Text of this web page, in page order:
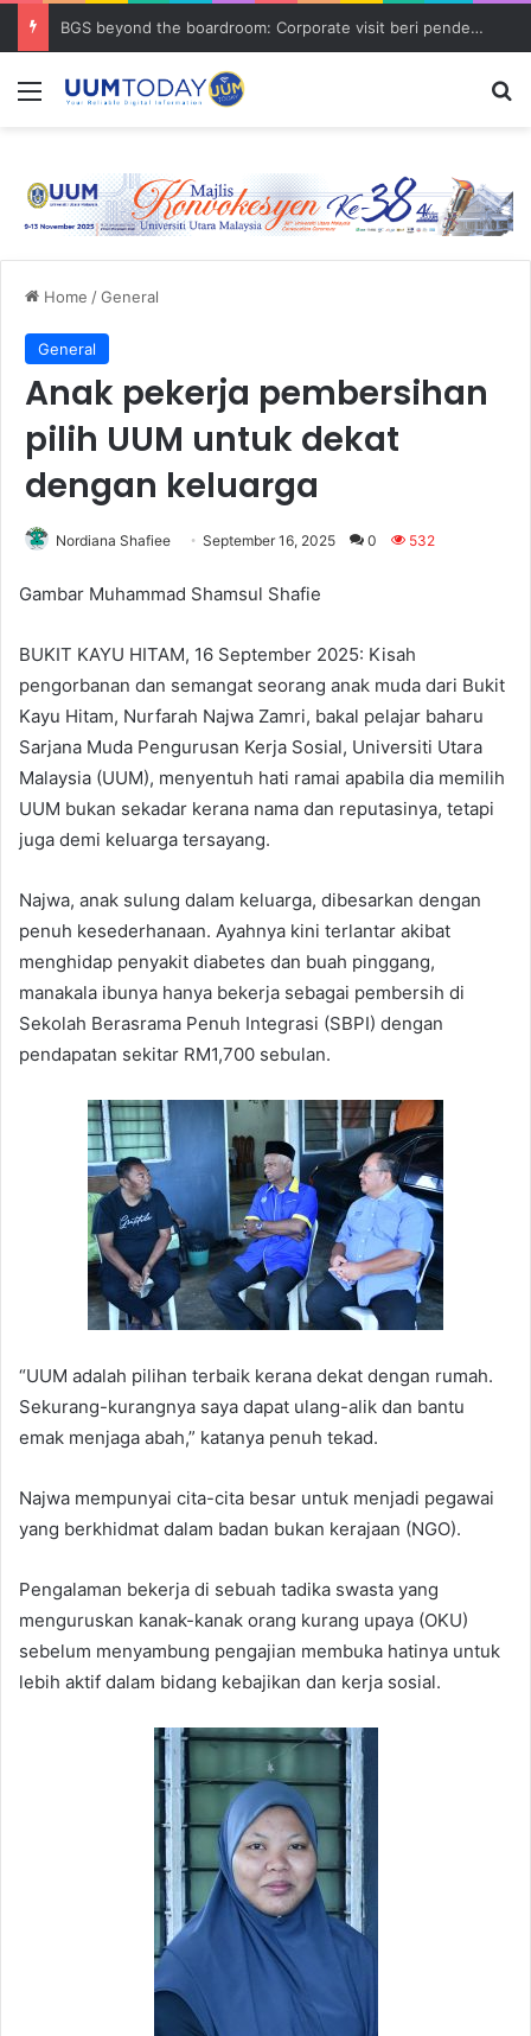
BGS beyond the boardroom: Corporate visit beri pendedahan dunia korporat kepada PELAJAR UUM
Menu
Home /General
General
Anak pekerja pembersihan
pilih UUM untuk dekat
dengan keluarga
Nordiana Shafiee September 16, 2025 0 532
Gambar Muhammad Shamsul Shafie
BUKIT KAYU HITAM, 16 September 2025: Kisah
pengorbanan dan semangat seorang anak muda dari Bukit
Kayu Hitam, Nurfarah Najwa Zamri, bakal pelajar baharu
Sarjana Muda Pengurusan Kerja Sosial, Universiti Utara
Malaysia (UUM), menyentuh hati ramai apabila dia memilih
UUM bukan sekadar kerana nama dan reputasinya, tetapi
juga demi keluarga tersayang.
Najwa, anak sulung dalam keluarga, dibesarkan dengan
penuh kesederhanaan. Ayahnya kini terlantar akibat
menghidap penyakit diabetes dan buah pinggang,
manakala ibunya hanya bekerja sebagai pembersih di
Sekolah Berasrama Penuh Integrasi (SBPI) dengan
pendapatan sekitar RM1,700 sebulan.
“UUM adalah pilihan terbaik kerana dekat dengan rumah.
Sekurang-kurangnya saya dapat ulang-alik dan bantu
emak menjaga abah,” katanya penuh tekad.
Najwa mempunyai cita-cita besar untuk menjadi pegawai
yang berkhidmat dalam badan bukan kerajaan (NGO).
Pengalaman bekerja di sebuah tadika swasta yang
menguruskan kanak-kanak orang kurang upaya (OKU)
sebelum menyambung pengajian membuka hatinya untuk
lebih aktif dalam bidang kebajikan dan kerja sosial.